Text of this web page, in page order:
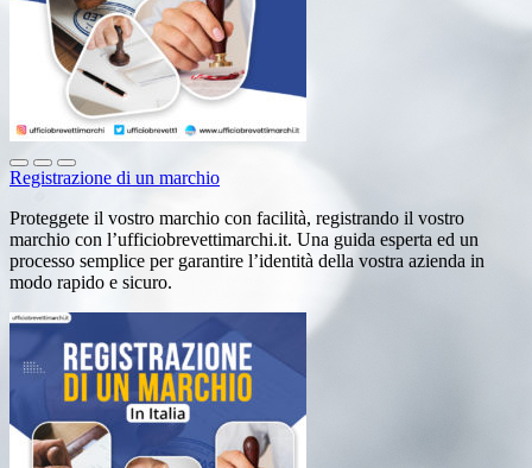
Registrazione di un marchio
Proteggete il vostro marchio con facilità, registrando il vostro
marchio con l’ufficiobrevettimarchi.it. Una guida esperta ed un
processo semplice per garantire l’identità della vostra azienda in
modo rapido e sicuro.